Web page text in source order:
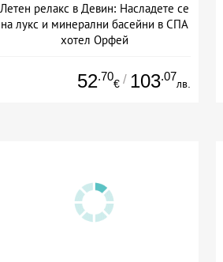
Летен релакс в Девин: Насладете се
на лукс и минерални басейни в СПА
хотел Орфей
52.70
€ / 103.07
лв.